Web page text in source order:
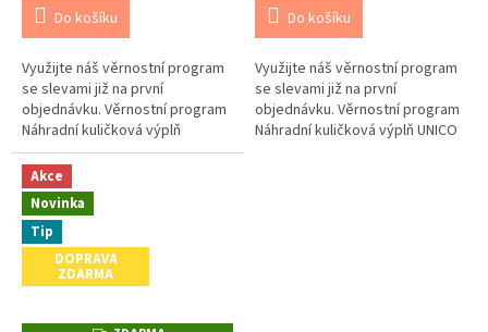
Do košíku
Využijte náš věrnostní program
se slevami již na první
objednávku. Věrnostní program
Náhradní kuličková výplň
STANDARD 1000g je vhodná k
doplnění celého jednoho
polštáře o...
Do košíku
Využijte náš věrnostní program
se slevami již na první
objednávku. Věrnostní program
Náhradní kuličková výplň UNICO
Akce
Novinka
Tip
DOPRAVA
ZDARMA